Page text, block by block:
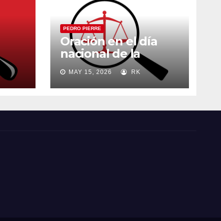
PEDRO PIERRE
Oración en el día
nacional de la
madre
MAY 15, 2026 RK